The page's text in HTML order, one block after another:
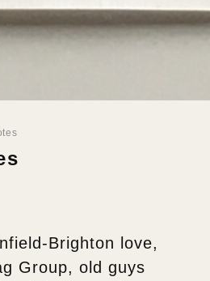
Brighton love,
Group, old guys